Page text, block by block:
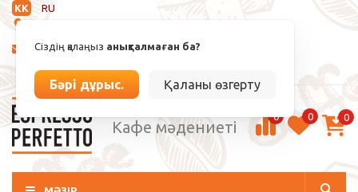
KK
RU
Сіздің қалаңыз анықталмаған ба?
Бәрі дұрыс. Қаланы өзгерту
info@espressoperfetto.kz
Кафе мәдениеті
0 0 0